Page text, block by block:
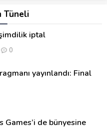
Tüneli
iptal
0
yayınlandı: Final
de bünyesine